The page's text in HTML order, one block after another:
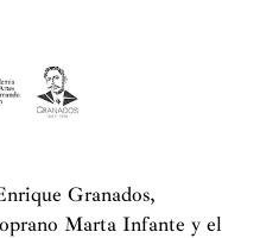
Granados,
Marta Infante y el